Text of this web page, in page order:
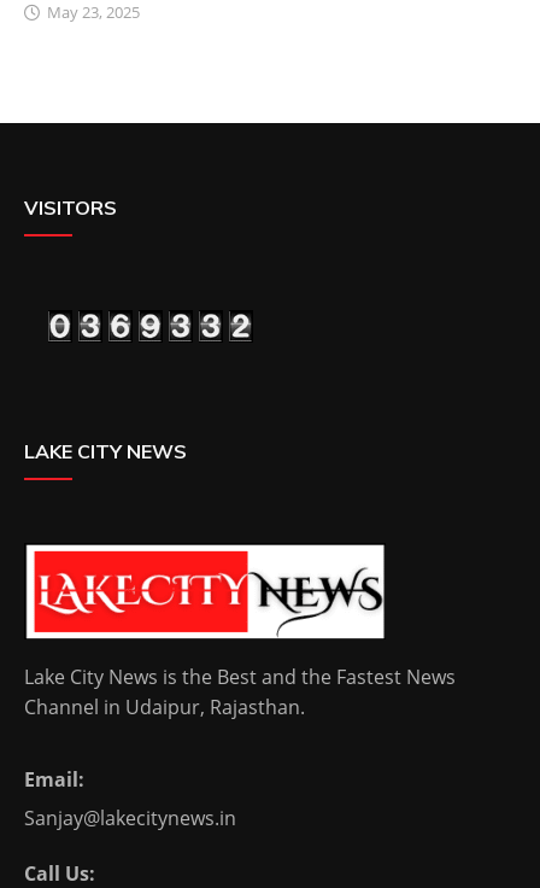
May 23, 2025
VISITORS
LAKE CITY NEWS
Lake City News is the Best and the Fastest News
Channel in Udaipur, Rajasthan.
Email:
Sanjay@lakecitynews.in
Call Us: